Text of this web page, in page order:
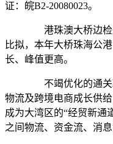
证：皖B2-20080023。
港珠澳大桥边检
比拟，本年大桥珠海公
长、峰值更高。
不竭优化的通关
物流及跨境电商成长供
成为大湾区的“经贸新通
之间物流、资金流、消息